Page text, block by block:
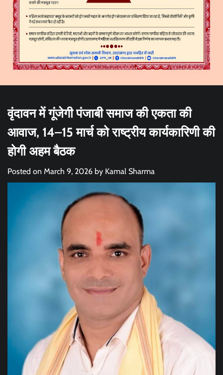
वृंदावन में गूंजेगी पंजाबी समाज की एकता की
आवाज, 14–15 मार्च को राष्ट्रीय कार्यकारिणी की
होगी अहम बैठक
Posted on March 9, 2026 by Kamal Sharma